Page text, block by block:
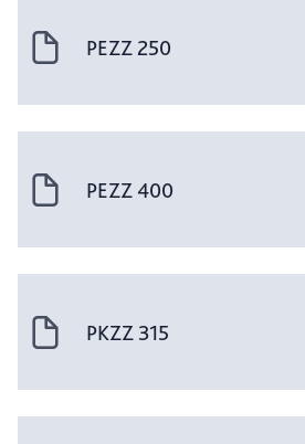
PEZZ 250
PEZZ 400
PKZZ 315